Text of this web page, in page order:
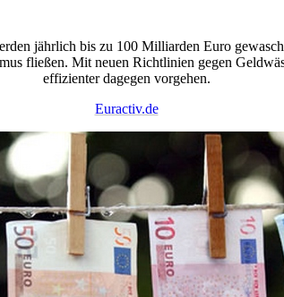
jährlich bis zu 100 Milliarden Euro
fließen. Mit neuen Richtlinien gegen
effizienter dagegen vorgehen.
Euractiv.de